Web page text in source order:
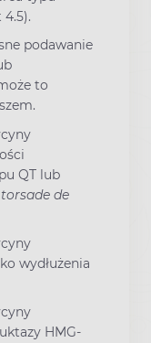
podawanie
to
QT lub
torsade de
wydłużenia
HMG-